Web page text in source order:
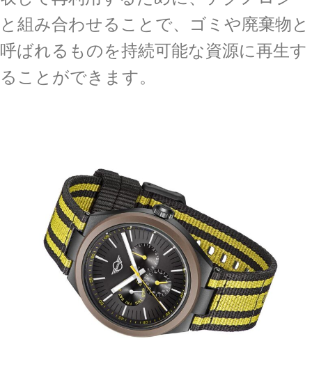
と組み合わせることで、ゴミや廃棄物と
呼ばれるものを持続可能な資源に再生す
ることができます。